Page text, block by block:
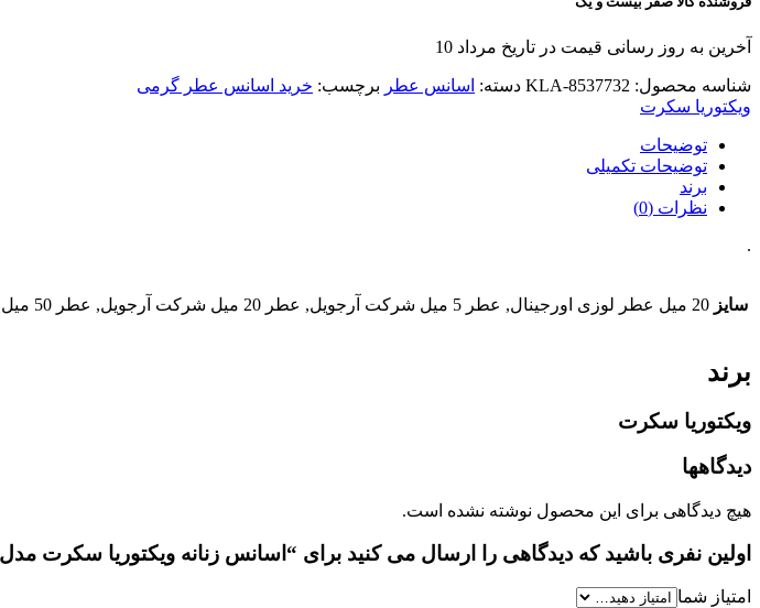
آخرین به روز رسانی قیمت در تاریخ مرداد 10
شناسه محصول: KLA-8537732 دسته: اسانس عطر برچسب: خرید اسانس عطر گرمی
ویکتوریا سکرت
توضیحات
توضیحات تکمیلی
برند
نظرات (0)
.
سایز 20 میل عطر لوزی اورجینال, عطر 5 میل شرکت آرجویل, عطر 20 میل شرکت آرجویل, عطر 50 میل شرکت آرجویل, عطر 100 میل شرکت آرجویل, 10 میل اسانس خالص + فیکساتور جدا
برند
ویکتوریا سکرت
دیدگاهها
هیچ دیدگاهی برای این محصول نوشته نشده است.
اولین نفری باشید که دیدگاهی را ارسال می کنید برای “اسانس زنانه ویکتوریا سکرت مدل Noir Tease”
امتیاز شما